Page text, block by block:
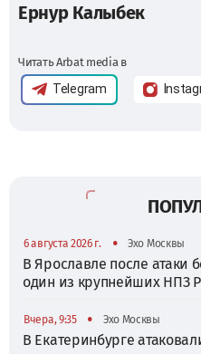
Ернур Калыбек
Читать Arbat media в
Telegram
6 августа 2026 г. • Эхо Москвы
В Ярославле после атаки
один из крупнейших НПЗ
Вчера, 9:35 • Эхо Москвы
В Екатеринбурге